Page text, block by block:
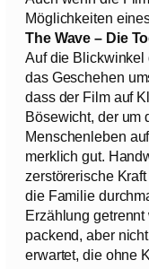
Möglichkeiten
The Wave – Die
Auf die Blickwinkel
das Geschehen
dass der Film auf
Bösewicht, der um
Menschenleben
merklich gut.
zerstörerische
die Familie
Erzählung
packend, aber
erwartet, die ohne